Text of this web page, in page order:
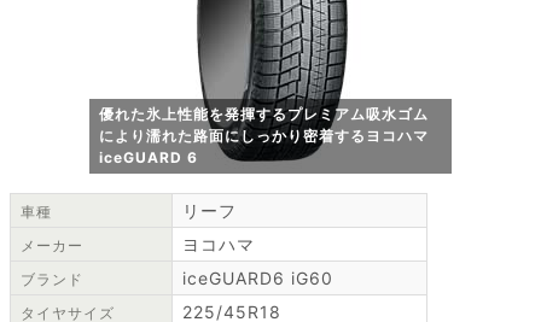
優れた氷上性能を発揮するプレミアム吸水ゴム
により濡れた路面にしっかり密着するヨコハマ
iceGUARD 6
車種 リーフ
メーカー ヨコハマ
ブランド iceGUARD6 iG60
タイヤサイズ 225/45R18